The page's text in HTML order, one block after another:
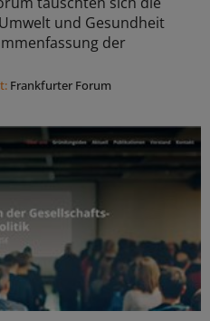
und Gesundheit
der
Frankfurter Forum